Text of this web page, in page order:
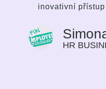
inovativní
HR